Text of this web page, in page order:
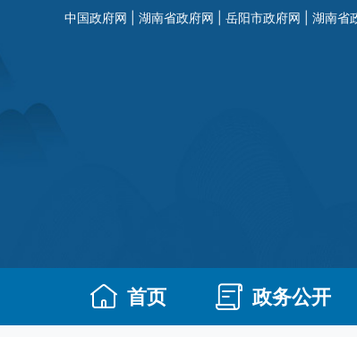
中国政府网 湖南省政府网 岳阳市政府网 湖南省
首页 政务公开